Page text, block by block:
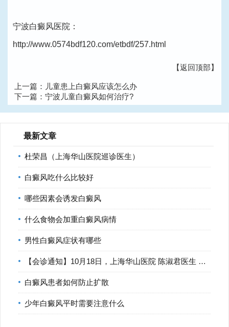
宁波白癜风医院：
http://www.0574bdf120.com/etbdf/257.html
【返回顶部】
上一篇： 儿童患上白癜风应该怎么办
下一篇： 宁波儿童白癜风如何治疗?
最新文章
杜荣昌（上海华山医院巡诊医生）
白癜风吃什么比较好
哪些因素会诱发白癜风
什么食物会加重白癜风病情
男性白癜风症状有哪些
【会诊通知】10月18日，上海华山医院 陈淑君医生 莅临宁波华仁
白癜风患者如何防止扩散
少年白癜风平时需要注意什么